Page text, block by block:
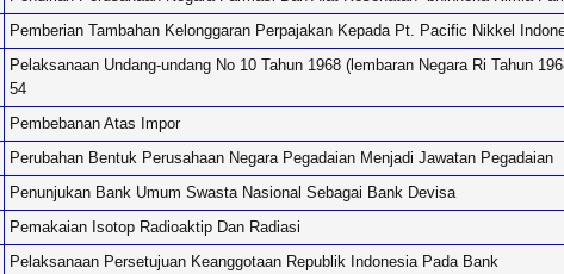
Pemberian Tambahan Kelonggaran Perpajakan Kepada Pt. Pacific Nikkel
Pelaksanaan Undang-undang No 10 Tahun 1968 (lembaran Negara Ri Tahun
54
Pembebanan Atas Impor
Perubahan Bentuk Perusahaan Negara Pegadaian Menjadi Jawatan Pegadaian
Penunjukan Bank Umum Swasta Nasional Sebagai Bank Devisa
Pemakaian Isotop Radioaktip Dan Radiasi
Pelaksanaan Persetujuan Keanggotaan Republik Indonesia Pada Bank